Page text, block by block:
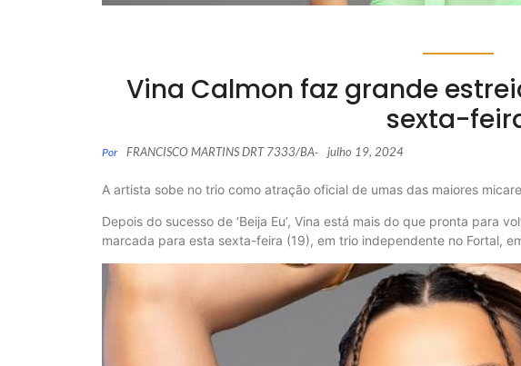
Vina Calmon faz grande
sexta-
Por FRANCISCO MARTINS DRT 7333/BA- julho 19, 2024
A artista sobe no trio como atração oficial de umas das maiores
Depois do sucesso de ‘Beija Eu’, Vina está mais do que pronta para
marcada para esta sexta-feira (19), em trio independente no Fortal,